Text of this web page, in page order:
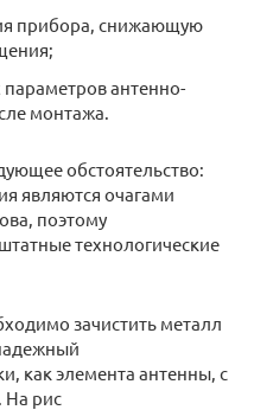
прибора, снижающую
антенно-
монтажа.
обстоятельство:
являются очагами
поэтому
технологические
зачистить металл
как элемента антенны, с
На рис